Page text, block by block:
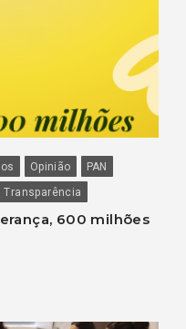
Opinião
PAN
Transparência
600 milhões